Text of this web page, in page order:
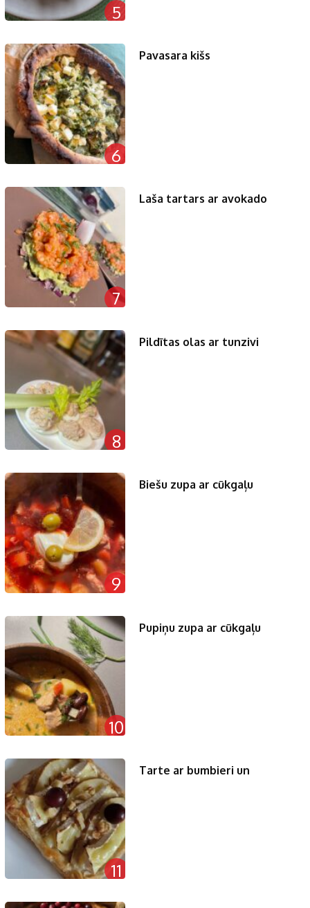
5
6
Pavasara kišs
7
Laša tartars ar avokado
8
Pildītas olas ar tunzivi
9
Biešu zupa ar cūkgaļu
10
Pupiņu zupa ar cūkgaļu
11
Tarte ar bumbieri un